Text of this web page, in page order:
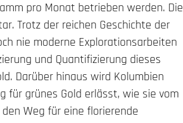
pro Monat betrieben werden. Die
Trotz der reichen Geschichte der
nie moderne Explorationsarbeiten
und Quantifizierung dieses
Darüber hinaus wird Kolumbien
für grünes Gold erlässt, wie sie vom
Weg für eine florierende